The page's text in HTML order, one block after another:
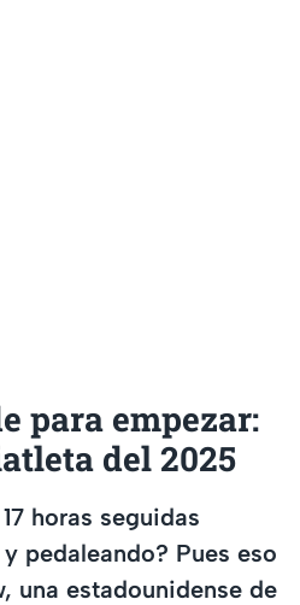
para empezar:
del 2025
horas seguidas
pedaleando? Pues eso
una estadounidense de